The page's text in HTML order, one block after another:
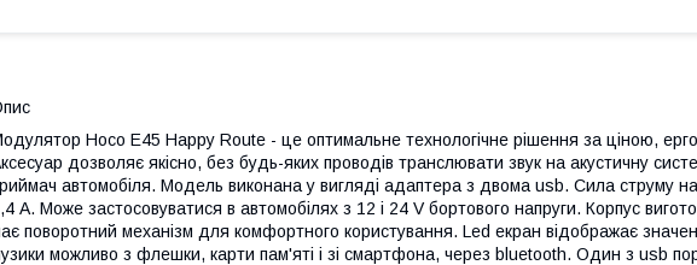
Hoco E45 Happy Route - це оптимальне технологічне рішення за ціною,
дозволяє якісно, без будь-яких проводів транслювати звук на акустичну
автомобіля. Модель виконана у вигляді адаптера з двома usb. Сила струму на
A. Може застосовуватися в автомобілях з 12 і 24 V бортового напруги. Корпус
поворотний механізм для комфортного користування. Led екран відображає
можливо з флешки, карти пам'яті і зі смартфона, через bluetooth. Один з usb